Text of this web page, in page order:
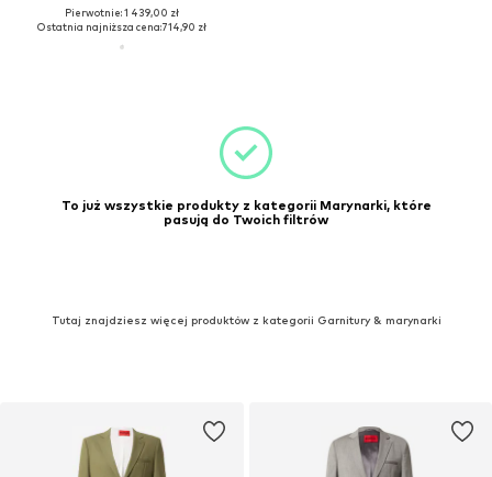
Pierwotnie: 1 439,00 zł
Ostatnia najniższa cena:714,90 zł
To już wszystkie produkty z kategorii Marynarki, które
pasują do Twoich filtrów
Tutaj znajdziesz więcej produktów z kategorii Garnitury & marynarki